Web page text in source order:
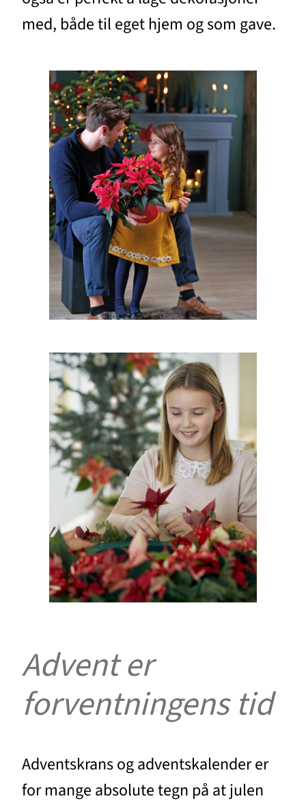
med, både til eget hjem og som gave.
Advent er
forventningens tid
Adventskrans og adventskalender er
for mange absolute tegn på at julen